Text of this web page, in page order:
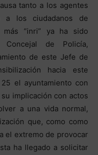
tanto a los agentes
los ciudadanos de
más “inri” ya ha sido
de Policía,
de este Jefe de
hacia este
el ayuntamiento con
implicación con actos
a una vida normal,
que, como como
el extremo de provocar
ha llegado a solicitar